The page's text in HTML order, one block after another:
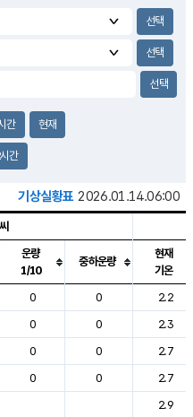
간 현재
간
기상실황표 2026.01.14.06:00
강수, 바람, 기압등을 안내한 표입
운량
1/10
중하운량
현재
기온
0 0
2.2
0 0
2.3
0 0
2.7
0 0
2.7
2.9